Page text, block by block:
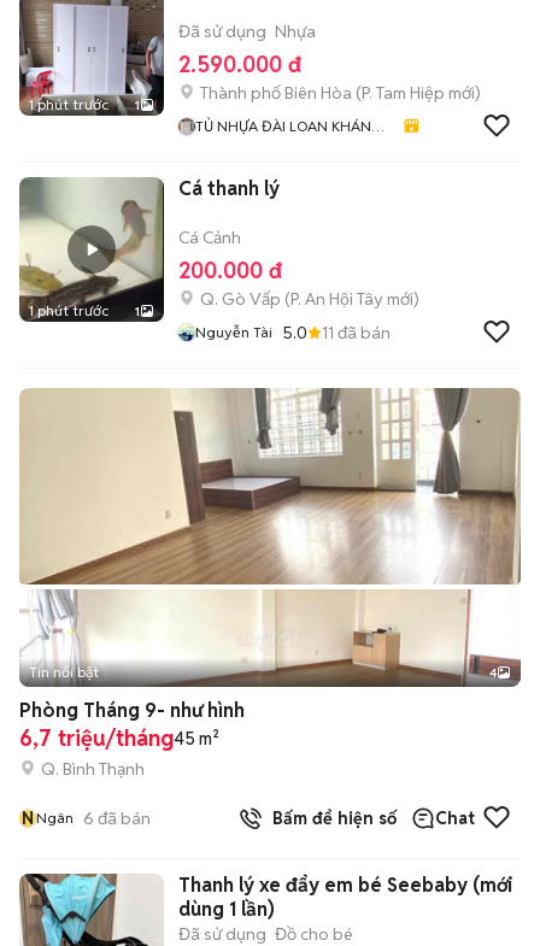
1 phút trước 1
Đã sử dụng Nhựa
2.590.000 đ
Thành phố Biên Hòa (P. Tam Hiệp mới)
TỦ NHỰA ĐÀI LOAN KHÁNH
1 phút trước 1
Cá thanh lý
Cá Cảnh
200.000 đ
Q. Gò Vấp (P. An Hội Tây mới)
Nguyễn Tài 5.0 11 đã bán
Tin nổi bật 4
Phòng Tháng 9- như hình
6,7 triệu/tháng45 m²
Q. Bình Thạnh
NNgân 6 đã bán Bấm để hiện số Chat
Thanh lý xe đẩy em bé Seebaby (mới
dùng 1 lần)
Đã sử dụng Đồ cho bé